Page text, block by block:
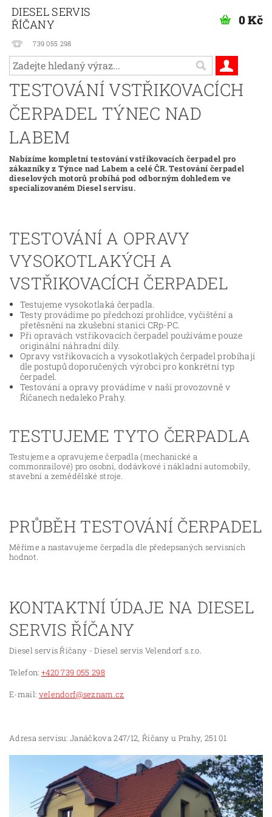
DIESEL SERVIS
ŘÍČANY
739 055 298
0 Kč
TESTOVÁNÍ VSTŘIKOVACÍCH
ČERPADEL TÝNEC NAD
LABEM
Nabízíme kompletní testování vstřikovacích čerpadel pro
zákazníky z Týnce nad Labem a celé ČR. Testování čerpadel
dieselových motorů probíhá pod odborným dohledem ve
specializovaném Diesel servisu.
TESTOVÁNÍ A OPRAVY
VYSOKOTLAKÝCH A
VSTŘIKOVACÍCH ČERPADEL
Testujeme vysokotlaká čerpadla.
Testy provádíme po předchozí prohlídce, vyčištění a
přetěsnění na zkušební stanici CRp-PC.
Při opravách vstřikovacích čerpadel používáme pouze
originální náhradní díly.
Opravy vstřikovacích a vysokotlakých čerpadel probíhají
dle postupů doporučených výrobci pro konkrétní typ
čerpadel.
Testování a opravy provádíme v naší provozovně v
Říčanech nedaleko Prahy.
TESTUJEME TYTO ČERPADLA
Testujeme a opravujeme čerpadla (mechanické a
commonrailové) pro osobní, dodávkové i nákladní automobily,
stavební a zemědělské stroje.
PRŮBĚH TESTOVÁNÍ ČERPADEL
Měříme a nastavujeme čerpadla dle předepsaných servisních
hodnot.
KONTAKTNÍ ÚDAJE NA DIESEL
SERVIS ŘÍČANY
Diesel servis Říčany - Diesel servis Velendorf s.r.o.
Telefon: +420 739 055 298
E-mail: velendorf@seznam.cz
Adresa servisu: Janáčkova 247/12, Říčany u Prahy, 251 01